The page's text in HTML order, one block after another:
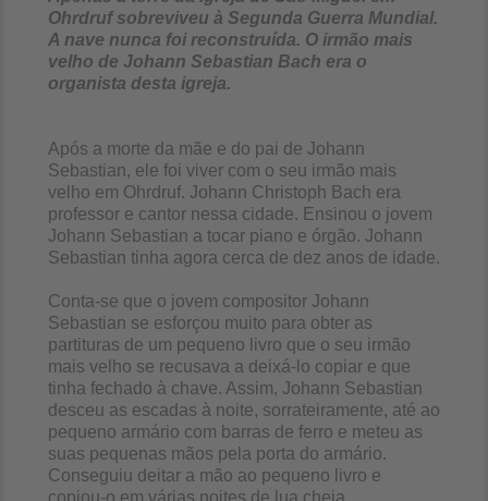
Ohrdruf sobreviveu à Segunda Guerra Mundial.
A nave nunca foi reconstruída. O irmão mais
velho de Johann Sebastian Bach era o
organista desta igreja.
Após a morte da mãe e do pai de Johann
Sebastian, ele foi viver com o seu irmão mais
velho em Ohrdruf. Johann Christoph Bach era
professor e cantor nessa cidade. Ensinou o jovem
Johann Sebastian a tocar piano e órgão. Johann
Sebastian tinha agora cerca de dez anos de idade.
Conta-se que o jovem compositor Johann
Sebastian se esforçou muito para obter as
partituras de um pequeno livro que o seu irmão
mais velho se recusava a deixá-lo copiar e que
tinha fechado à chave. Assim, Johann Sebastian
desceu as escadas à noite, sorrateiramente, até ao
pequeno armário com barras de ferro e meteu as
suas pequenas mãos pela porta do armário.
Conseguiu deitar a mão ao pequeno livro e